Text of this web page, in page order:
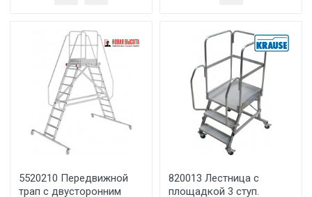
5520210 Передвижной
трап с двусторонним
820013 Лестница с
площадкой 3 ступ.